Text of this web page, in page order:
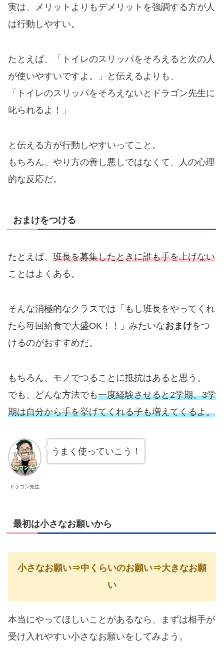
実は、メリットよりもデメリットを強調する方が人
は行動しやすい。
たとえば、「トイレのスリッパをそろえると次の人
が使いやすいですよ。」と伝えるよりも、
「トイレのスリッパをそろえないとドラゴン先生に
叱られるよ！」
と伝える方が行動しやすいってこと。
もちろん、やり方の善し悪しではなくて、人の心理
的な反応だ。
おまけをつける
たとえば、 班長を募集したときに誰も手を上げない
ことはよくある。
そんな消極的なクラスでは「もし班長をやってくれ
たら毎回給食で大盛OK！！」みたいなおまけをつ
けるのがおすすめだ。
もちろん、モノでつることに抵抗はあると思う。
でも、どんな方法でも一度経験させると2学期、3学
期は自分から手を挙げてくれる子も増えてくるよ。
ドラゴン先生
うまく使っていこう！
最初は小さなお願いから
小さなお願い⇒中くらいのお願い⇒大きなお願
い
本当にやってほしいことがあるなら、まずは相手が
受け入れやすい小さなお願いをしてみよう。